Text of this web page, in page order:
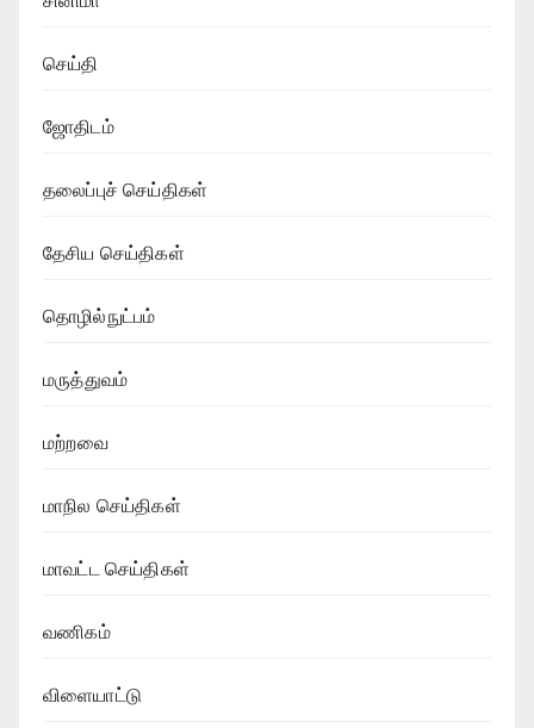
செய்தி
ஜோதிடம்
தலைப்புச் செய்திகள்
தேசிய செய்திகள்
தொழில்நுட்பம்
மருத்துவம்
மற்றவை
மாநில செய்திகள்
மாவட்ட செய்திகள்
வணிகம்
விளையாட்டு